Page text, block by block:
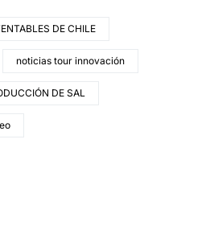
DE CHILE
noticias tour innovación
DE SAL